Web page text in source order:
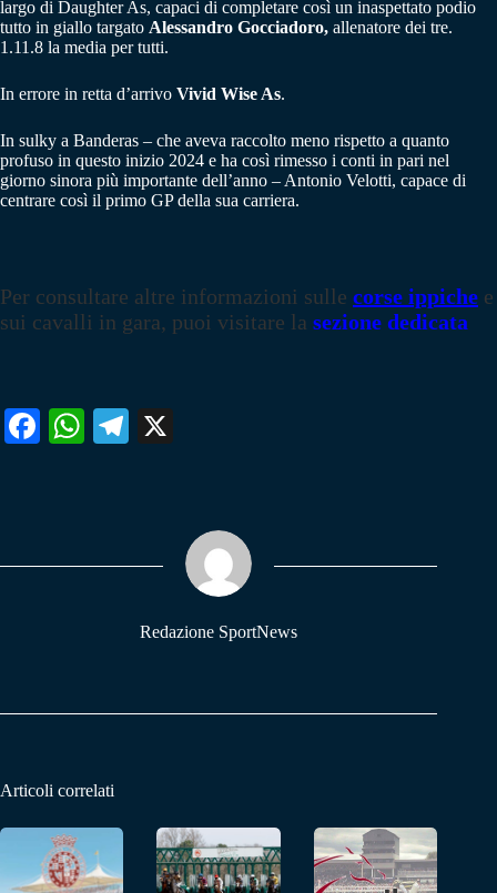
largo di Daughter As, capaci di completare così un inaspettato podio
tutto in giallo targato Alessandro Gocciadoro, allenatore dei tre.
1.11.8 la media per tutti.
In errore in retta d’arrivo Vivid Wise As.
In sulky a Banderas – che aveva raccolto meno rispetto a quanto
profuso in questo inizio 2024 e ha così rimesso i conti in pari nel
giorno sinora più importante dell’anno – Antonio Velotti, capace di
centrare così il primo GP della sua carriera.
Per consultare altre informazioni sulle corse ippiche e
sui cavalli in gara, puoi visitare la sezione dedicata
Fa W
pp
Te
m
Redazione SportNews
Articoli correlati